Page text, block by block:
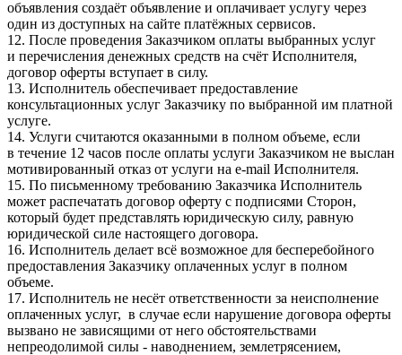
объявления создаёт объявление и оплачивает услугу через
один из доступных на сайте платёжных сервисов.
12. После проведения Заказчиком оплаты выбранных услуг
и перечисления денежных средств на счёт Исполнителя,
договор оферты вступает в силу.
13. Исполнитель обеспечивает предоставление
консультационных услуг Заказчику по выбранной им платной
услуге.
14. Услуги считаются оказанными в полном объеме, если
в течение 12 часов после оплаты услуги Заказчиком не выслан
мотивированный отказ от услуги на e-mail Исполнителя.
15. По письменному требованию Заказчика Исполнитель
может распечатать договор оферту с подписями Сторон,
который будет представлять юридическую силу, равную
юридической силе настоящего договора.
16. Исполнитель делает всё возможное для бесперебойного
предоставления Заказчику оплаченных услуг в полном
объеме.
17. Исполнитель не несёт ответственности за неисполнение
оплаченных услуг, в случае если нарушение договора оферты
вызвано не зависящими от него обстоятельствами
непреодолимой силы - наводнением, землетрясением,